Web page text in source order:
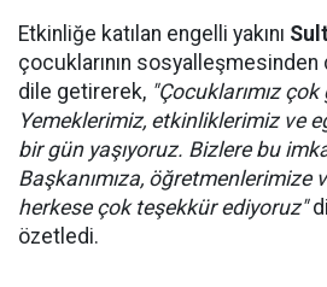
Etkinliğe katılan engelli yakını
çocuklarının
dile getirerek, "Çocuklarımız
Yemeklerimiz, etkinliklerimiz ve
bir gün yaşıyoruz. Bizlere bu
Başkanımıza, öğretmenlerimize
herkese çok teşekkür ediyoruz"
özetledi.